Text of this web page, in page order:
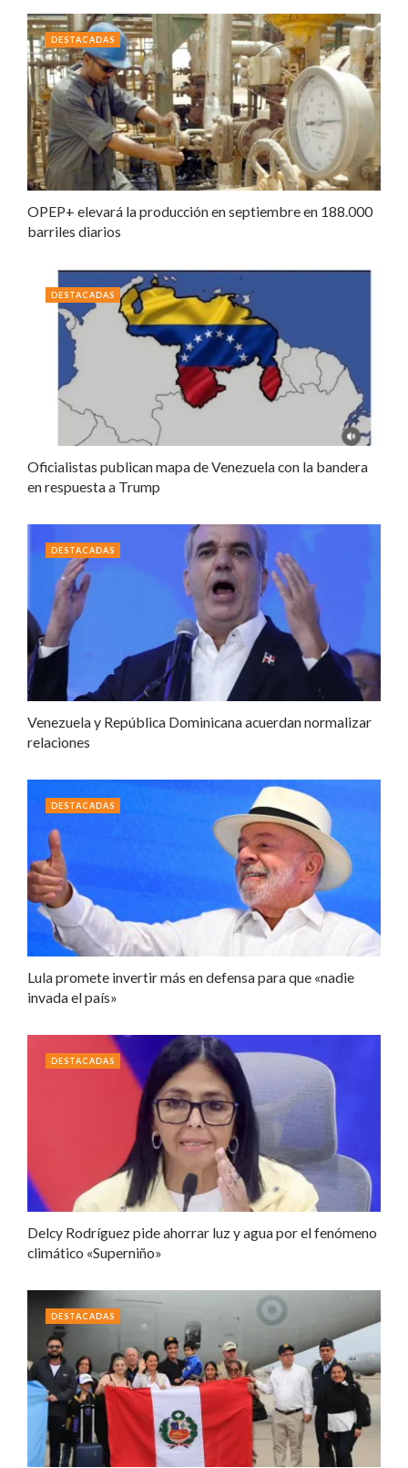
OPEP+ elevará la producción en septiembre en 188.000
barriles diarios
DESTACADAS
Oficialistas publican mapa de Venezuela con la bandera
en respuesta a Trump
DESTACADAS
Venezuela y República Dominicana acuerdan normalizar
relaciones
DESTACADAS
Lula promete invertir más en defensa para que «nadie
invada el país»
DESTACADAS
Delcy Rodríguez pide ahorrar luz y agua por el fenómeno
climático «Superniño»
DESTACADAS
DESTACADAS